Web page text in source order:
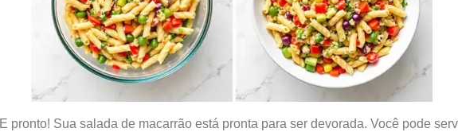
E pronto! Sua salada de macarrão está pronta para ser devorada. Você pode